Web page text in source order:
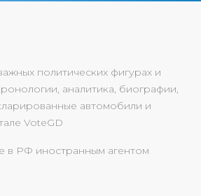
политических фигурах и
аналитика, биографии,
автомобили и
VoteGD
в РФ иностранным агентом